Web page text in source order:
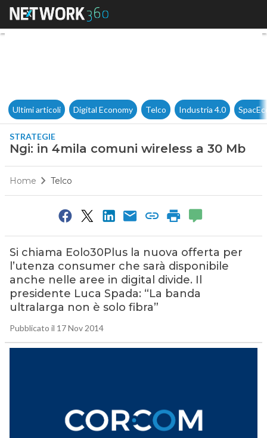
Ngi: in 4mila comuni
Ultimi articoli Digital Economy Telco Industria 4.0
STRATEGIE
Ngi: in 4mila comuni wireless a 30 Mb
Home Telco
Si chiama Eolo30Plus la nuova offerta per
l’utenza consumer che sarà disponibile
anche nelle aree in digital divide. Il
presidente Luca Spada: “La banda
ultralarga non è solo fibra”
Pubblicato il 17 Nov 2014